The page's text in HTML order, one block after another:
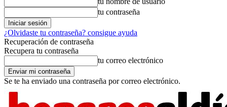
tu contraseña
¿Olvidaste tu contraseña? consigue ayuda
Recuperación de contraseña
Recupera tu contraseña
tu correo electrónico
Se te ha enviado una contraseña por correo electrónico.